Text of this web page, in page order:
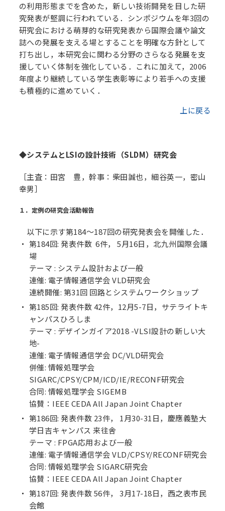
の利用形態までを含めた，新しい技術開発を目した研
究発表が堅調に行われている．シンポジウムを年3回の
研究会における萌芽的な研究発表から国際会議や論文
誌への発展を支える場とすることを明確な方針として
打ち出し，本研究会に関わる分野のさらなる発展を支
援していく体制を強化している．これに加えて，2006
年度より継続している学生表彰等により若手への支援
も積極的に進めていく．
上に戻る
◆システムとLSIの設計技術（SLDM）研究会
［主査：田宮 豊，幹事：柴田誠也，細谷英一，密山
幸男］
１．定例の研究会活動報告
以下に示す第184～187回の研究発表会を開催した．
第184回: 発表件数 6件， 5月16日，北九州国際会議
場
テーマ : システム設計および一般
連催: 電子情報通信学会 VLD研究会
連続開催: 第31回 回路とシステムワークショップ
第185回: 発表件数 42件，12月5-7日，サテライトキ
ャンパスひろしま
テーマ : デザインガイア2018 -VLSI設計の新しい大
地-
連催: 電子情報通信学会 DC/VLD研究会
併催: 情報処理学会
SIGARC/CPSY/CPM/ICD/IE/RECONF研究会
合同: 情報処理学会 SIGEMB
協賛：IEEE CEDA All Japan Joint Chapter
第186回: 発表件数 23件， 1月30-31日，慶應義塾大
学日吉キャンパス 来往舎
テーマ : FPGA応用および一般
連催: 電子情報通信学会 VLD/CPSY/RECONF研究会
合同: 情報処理学会 SIGARC研究会
協賛：IEEE CEDA All Japan Joint Chapter
第187回: 発表件数 56件， 3月17-18日，西之表市民
会館